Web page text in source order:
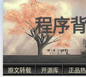
程序
原文转载 开源库 正品